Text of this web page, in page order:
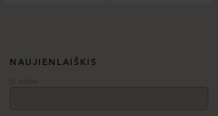
NAUJIENLAIŠKIS
El. paštas